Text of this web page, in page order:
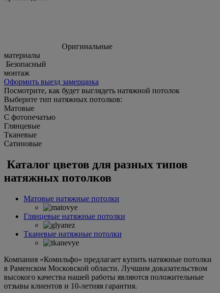
Оригинальные
материалы
Безопасный
монтаж
Оформить выезд замерщика
Посмотрите, как будет выглядеть натяжной потолок
Выберите тип натяжных потолков:
Матовые
С фотопечатью
Глянцевые
Тканевые
Сатиновые
Каталог цветов для разных типов
натяжных потолков
Матовые натяжные потолки
Глянцевые натяжные потолки
Тканевые натяжные потолки
Компания «Комильфо» предлагает купить натяжные потолки
в Раменском Московской области. Лучшим доказательством
высокого качества нашей работы являются положительные
отзывы клиентов и 10-летняя гарантия.